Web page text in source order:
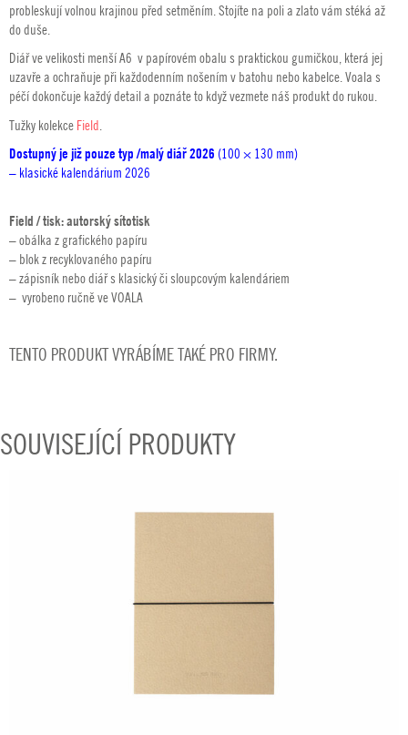
probleskují volnou krajinou před setměním. Stojíte na poli a zlato vám stéká až
do duše.
Diář ve velikosti menší A6 v papírovém obalu s praktickou gumičkou, která jej
uzavře a ochraňuje při každodenním nošením v batohu nebo kabelce. Voala s
péčí dokončuje každý detail a poznáte to když vezmete náš produkt do rukou.
Tužky kolekce Field
Dostupný je již pouze typ /malý diář 2026 (100 × 130 mm)
– klasické kalendárium 2026
Field / tisk: autorský sítotisk
– obálka z grafického papíru
– blok z recyklovaného papíru
– zápisník nebo diář s klasický či sloupcovým kalendáriem
– vyrobeno ručně ve VOALA
TENTO PRODUKT VYRÁBÍME TAKÉ PRO FIRMY.
SOUVISEJÍCÍ PRODUKTY